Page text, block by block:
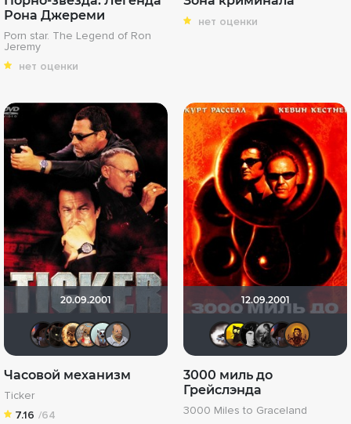
Рона Джереми
Porn star. The Legend of Ron
Jeremy
нет оценки
нет оценки
20.09.2001
Kinoman541
polnyy_pesecFireball
Часовой механизм
Ticker
7.16 /64
12.09.2001
Bikerгалочка
3000 миль до
Грейслэнда
3000 Miles to Graceland